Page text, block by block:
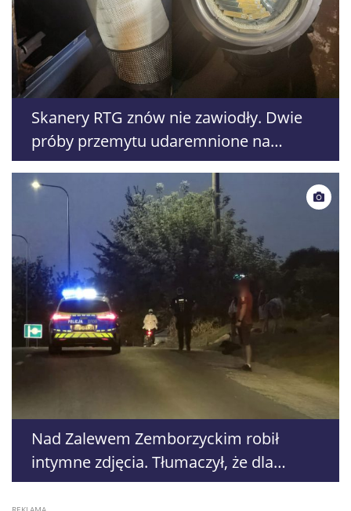
Skanery RTG znów nie zawiodły. Dwie
próby przemytu udaremnione na
granicy w Terespolu
Nad Zalewem Zemborzyckim robił
intymne zdjęcia. Tłumaczył, że dla
kobiety poznanej w internecie